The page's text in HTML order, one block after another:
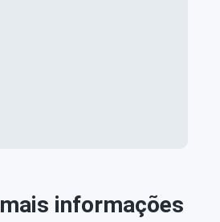
mais informações